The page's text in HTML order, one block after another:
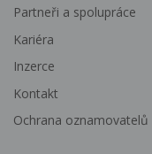
Partneři a spolupráce
Kariéra
Inzerce
Kontakt
Ochrana oznamovatelů